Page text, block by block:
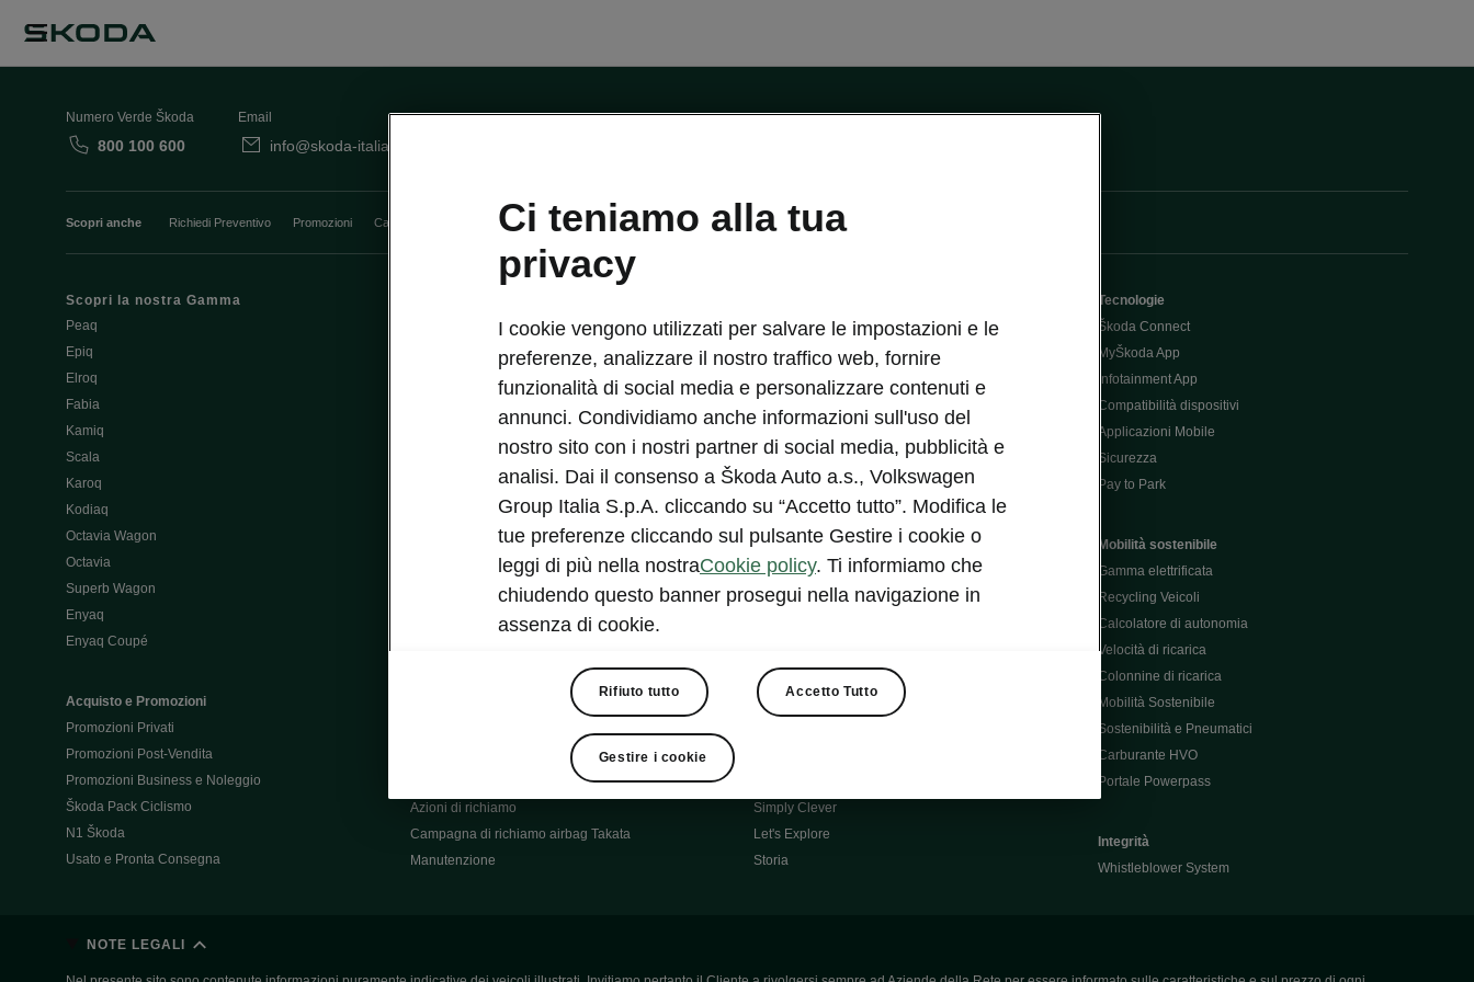
Numero Verde Škoda
800 100 600
Email
info@skoda-italia.it
Scopri anche Richiedi Preventivo Promozioni Cataloghi e Listini Car Configurator Rete Škoda
Scopri la nostra Gamma
Peaq
Epiq
Elroq
Fabia
Kamiq
Scala
Karoq
Kodiaq
Octavia Wagon
Octavia
Superb Wagon
Enyaq
Enyaq Coupé
Acquisto e Promozioni
Promozioni Privati
Promozioni Post-Vendita
Promozioni Business e Noleggio
Škoda Pack Ciclismo
N1 Škoda
Usato e Pronta Consegna
Aziende e P.IVA
Usato Škoda Plus
Cataloghi e listini
Richiedi Preventivo
Richiedi Test Drive
Post-vendita aziende e P.IVA
Škoda Supercard
Azioni di richiamo
Campagna di richiamo airbag Takata
Manutenzione
Informazioni per soccorritori
Dichiarazione di cambio proprietà
Richiedi Assistenza Service
Mondo Škoda
Milano Design Week
Fabia Green Flow
Škoda Official Partner X Factor 202
Elroq Respectline
Contatti
Auto per neopatentati
Simply Clever
Let's Explore
Storia
Tecnologie
Škoda Connect
MyŠkoda App
Infotainment App
Compatibilità dispositivi
Applicazioni Mobile
Sicurezza
Pay to Park
Mobilità sostenibile
Gamma elettrificata
Recycling Veicoli
Calcolatore di autonomia
Velocità di ricarica
Colonnine di ricarica
Mobilità Sostenibile
Sostenibilità e Pneumatici
Carburante HVO
Portale Powerpass
Integrità
Whistleblower System
NOTE LEGALI
Ci teniamo alla tua
privacy
I cookie vengono utilizzati per salvare le impostazioni e le
preferenze, analizzare il nostro traffico web, fornire
funzionalità di social media e personalizzare contenuti e
annunci. Condividiamo anche informazioni sull'uso del
nostro sito con i nostri partner di social media, pubblicità e
analisi. Dai il consenso a Škoda Auto a.s., Volkswagen
Group Italia S.p.A. cliccando su “Accetto tutto”. Modifica le
tue preferenze cliccando sul pulsante Gestire i cookie o
leggi di più nella nostraCookie policy. Ti informiamo che
chiudendo questo banner prosegui nella navigazione in
assenza di cookie.
Rifiuto tutto Accetto Tutto
Gestire i cookie